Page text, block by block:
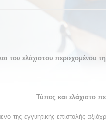
του ελάχιστου περιεχομένου
Τύπος και ελάχιστο
της εγγυητικής επιστολής